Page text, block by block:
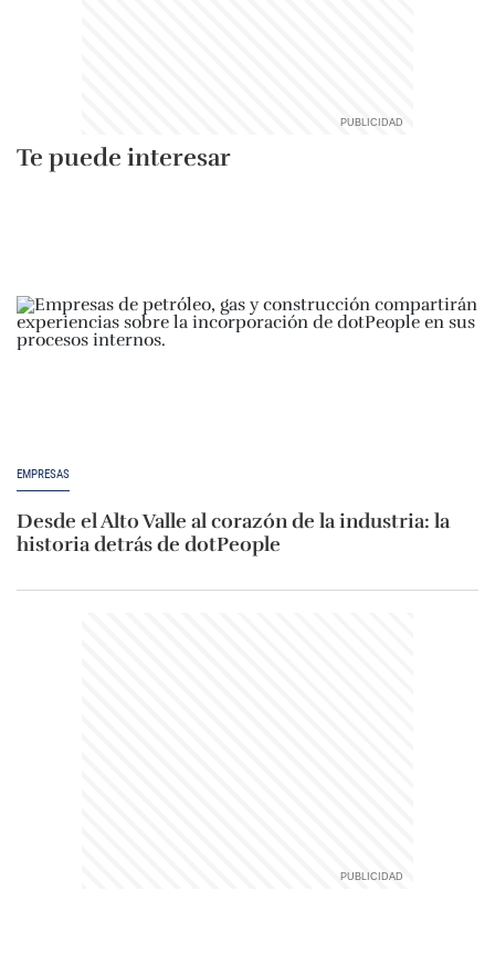
Te puede interesar
EMPRESAS
Desde el Alto Valle al corazón de la industria: la
historia detrás de dotPeople